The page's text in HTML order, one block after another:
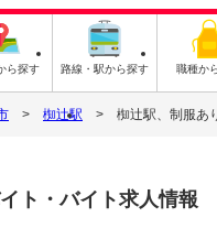
ら探す 路線・駅から探す 職種か
椥辻駅 椥辻駅、制服あ
ト・バイト求人情報